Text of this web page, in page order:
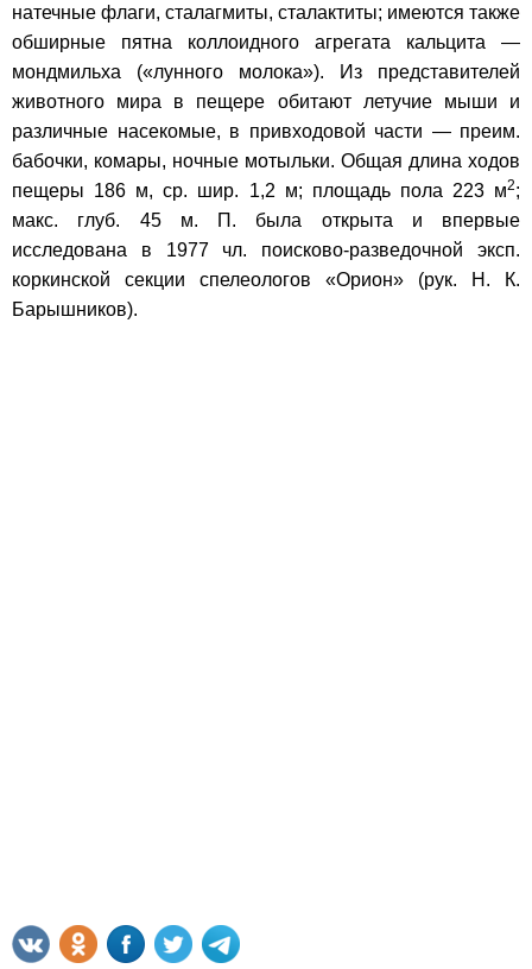
натечные флаги, сталагмиты, сталактиты; имеются также
обширные пятна коллоидного агрегата кальцита —
мондмильха («лунного молока»). Из представителей
животного мира в пещере обитают летучие мыши и
различные насекомые, в привходовой части — преим.
бабочки, комары, ночные мотыльки. Общая длина ходов
пещеры 186 м, ср. шир. 1,2 м; площадь пола 223 м2;
макс. глуб. 45 м. П. была открыта и впервые
исследована в 1977 чл. поисково-разведочной эксп.
коркинской секции спелеологов «Орион» (рук. Н. К.
Барышников).